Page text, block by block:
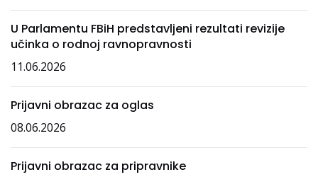
U Parlamentu FBiH predstavljeni rezultati revizije
učinka o rodnoj ravnopravnosti
11.06.2026
Prijavni obrazac za oglas
08.06.2026
Prijavni obrazac za pripravnike